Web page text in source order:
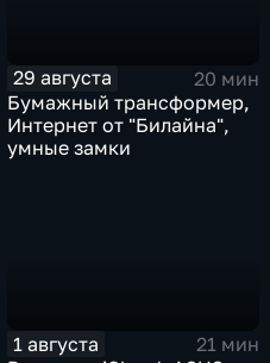
29 августа
20 мин
Бумажный трансформер,
Интернет от "Билайна",
умные замки
1 августа
21 мин